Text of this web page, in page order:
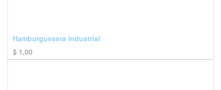
Hamburguesera industrial
$ 1,00